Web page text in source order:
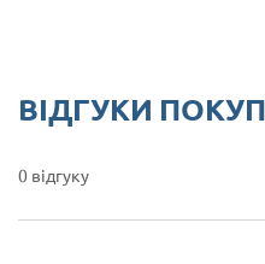
ВІДГУКИ
0 відгуку